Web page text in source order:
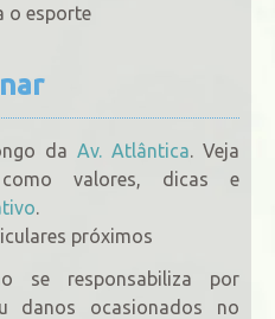
o esporte
da Av. Atlântica. Veja
valores, dicas e
.
próximos
se responsabiliza por
danos ocasionados no